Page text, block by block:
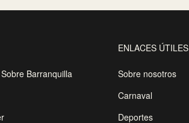
Barranquilla
ENLACES ÚTILES
Sobre nosotros
Carnaval
Deportes